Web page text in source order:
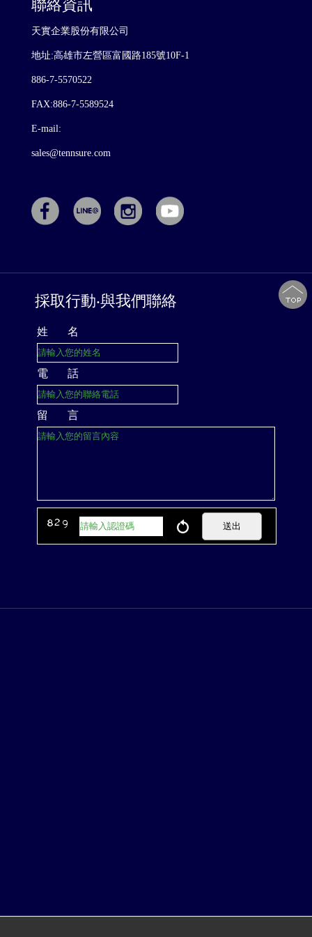
聯絡資訊
天實企業股份有限公司
地址:高雄市左營區富國路185號10F-1
886-7-5570522
FAX:886-7-5589524
E-mail:
sales@tennsure.com
採取行動‧與我們聯絡